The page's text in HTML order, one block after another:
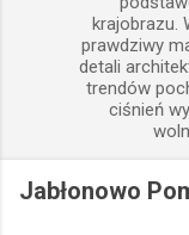
krajobrazu.
prawdziwy
detali
trendów
ciśnień
Jabłonowo